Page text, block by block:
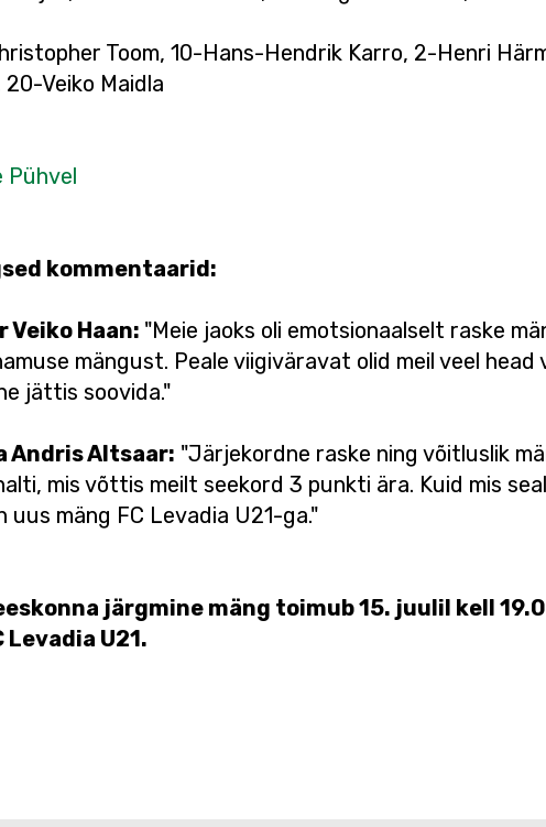
Toom, 10-Hans-Hendrik Karro, 2-Henri
20-Veiko Maidla
Pühvel
kommentaarid:
Veiko Haan: "Meie jaoks oli emotsionaalselt raske
mängust. Peale viigiväravat olid meil veel
jättis soovida."
Andris Altsaar: "Järjekordne raske ning võitluslik
mis võttis meilt seekord 3 punkti ära. Kuid mis
uus mäng FC Levadia U21-ga."
järgmine mäng toimub 15. juulil kell
Levadia U21.